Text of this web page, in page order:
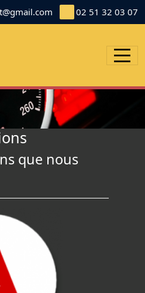
02 51 32 03 07
que nous